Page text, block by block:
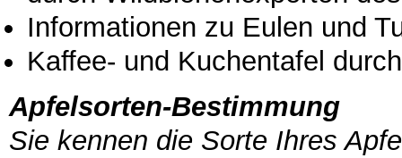
Informationen zu Eulen und
Kaffee- und Kuchentafel
Apfelsorten-Bestimmung
Sie kennen die Sorte Ihres